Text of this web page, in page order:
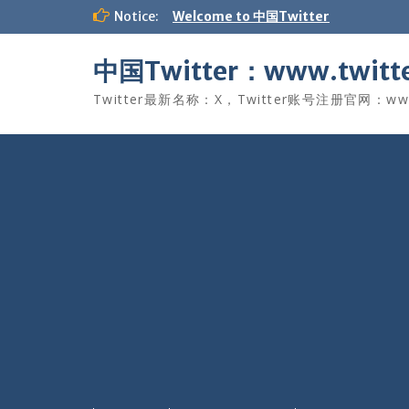
Notice: Welcome to 中国Twitter
中国Twitter：
Twitter最新名称：X，Twitter账号注册官网：